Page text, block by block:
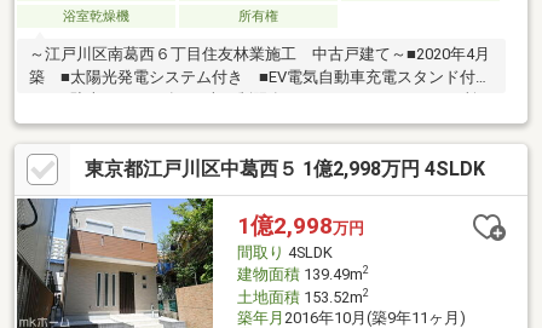
浴室乾燥機
所有権
～江戸川区南葛西６丁目住友林業施工 中古戸建て～■2020年4月
築 ■太陽光発電システム付き ■EV電気自動車充電スタンド付
（ローシルエット一体型トイレ）■3口ガスコンロ付システムキッ
チン ■食洗機付き ■1616バス ■浴室換気乾燥機付き
東京都江戸川区中葛西５ 1億2,998万円 4SLDK
1億2,998万円
間取り 4SLDK
建物面積139.49m2
土地面積153.52m2
築年月 2016年10月(築9年11ヶ月)